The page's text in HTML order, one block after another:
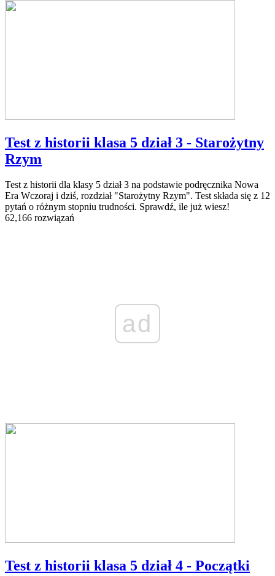
Test z historii klasa 5 dział 3 - Starożytny
Rzym
Test z historii dla klasy 5 dział 3 na podstawie podręcznika Nowa
Era Wczoraj i dziś, rozdział "Starożytny Rzym". Test składa się z 12
pytań o różnym stopniu trudności. Sprawdź, ile już wiesz!
62,166 rozwiązań
ad
Test z historii klasa 5 dział 4 - Początki